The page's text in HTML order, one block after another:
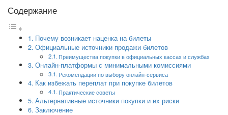
Содержание
Почему возникает наценка на билеты
Официальные источники продажи билетов
Преимущества покупки в официальных кассах и службах
Онлайн-платформы с минимальными комиссиями
Рекомендации по выбору онлайн-сервиса
Как избежать переплат при покупке билетов
Практические советы
Альтернативные источники покупки и их риски
Заключение